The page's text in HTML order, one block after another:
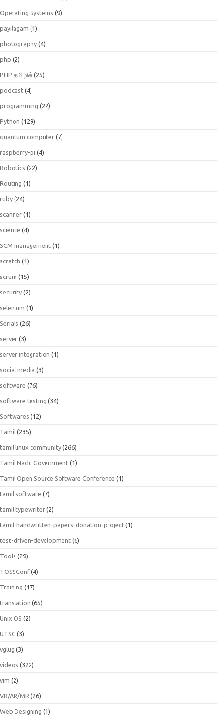
Operating Systems (9)
payilagam (1)
photography (4)
php (2)
PHP தமிழில் (25)
podcast (4)
programming (22)
Python (129)
quantum.computer (7)
raspberry-pi (4)
Robotics (22)
Routing (1)
ruby (24)
scanner (1)
science (4)
SCM management (1)
scratch (1)
scrum (15)
security (2)
selenium (1)
Serials (26)
server (3)
server integration (1)
social media (3)
software (76)
software testing (34)
Softwares (12)
Tamil (235)
tamil linux community (266)
Tamil Nadu Government (1)
Tamil Open Source Software Conference (1)
tamil software (7)
tamil typewriter (2)
tamil-handwritten-papers-donation-project (1)
test-driven-development (6)
Tools (29)
TOSSConf (4)
Training (17)
translation (65)
Unix OS (2)
UTSC (3)
vglug (3)
videos (322)
vim (2)
VR/AR/MR (26)
Web Designing (1)